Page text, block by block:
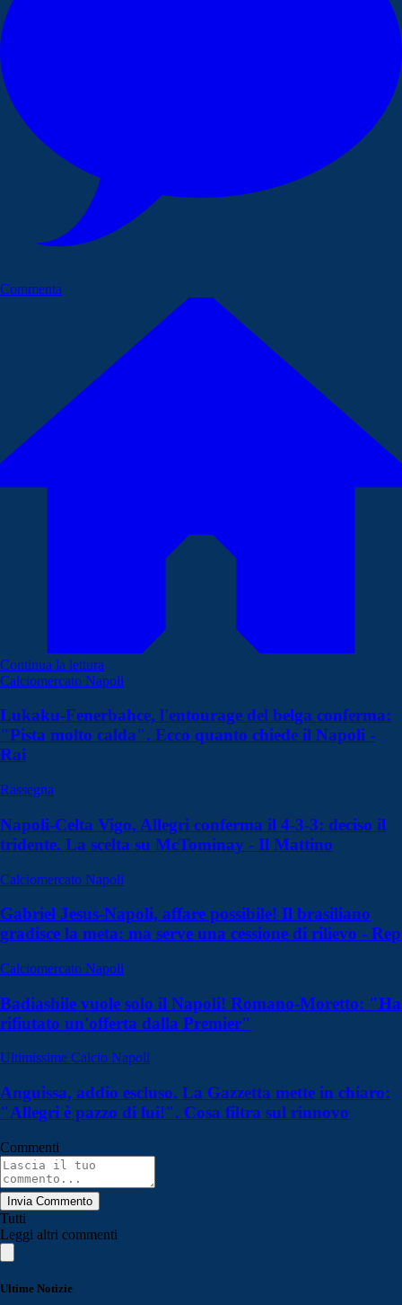
Commenta
Continua la lettura
Calciomercato Napoli
Lukaku-Fenerbahce, l'entourage del belga conferma:
"Pista molto calda". Ecco quanto chiede il Napoli -
Rai
Rassegna
Napoli-Celta Vigo, Allegri conferma il 4-3-3: deciso il
tridente. La scelta su McTominay - Il Mattino
Calciomercato Napoli
Gabriel Jesus-Napoli, affare possibile! Il brasiliano
gradisce la meta: ma serve una cessione di rilievo - Rep
Calciomercato Napoli
Badiashile vuole solo il Napoli! Romano-Moretto: "Ha
rifiutato un'offerta dalla Premier"
Ultimissime Calcio Napoli
Anguissa, addio escluso. La Gazzetta mette in chiaro:
"Allegri è pazzo di lui!". Cosa filtra sul rinnovo
Commenti
Invia Commento
Tutti
Leggi altri commenti
Ultime Notizie